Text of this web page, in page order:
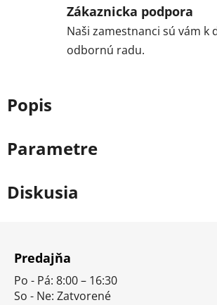
Zákaznicka podpora
Naši zamestnanci sú vám k
odbornú radu.
Popis
Parametre
Diskusia
Predajňa
Po - Pá: 8:00 – 16:30
So - Ne: Zatvorené